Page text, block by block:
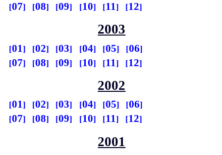
07
08 09 10 11 12
2003
01 02 03 04 05
06
07
08 09 10 11 12
2002
01 02 03 04 05
06
07
08 09 10 11 12
2001